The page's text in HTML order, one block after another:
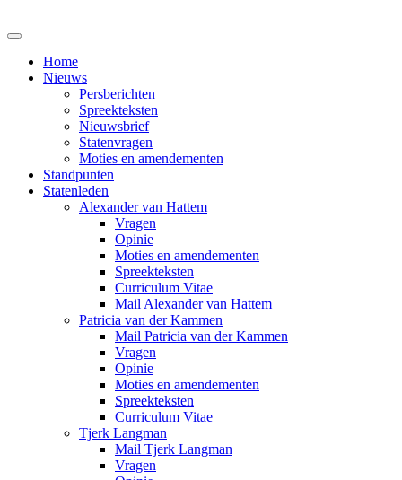
Home
Nieuws
Persberichten
Spreekteksten
Nieuwsbrief
Statenvragen
Moties en amendementen
Standpunten
Statenleden
Alexander van Hattem
Vragen
Opinie
Moties en amendementen
Spreekteksten
Curriculum Vitae
Mail Alexander van Hattem
Patricia van der Kammen
Mail Patricia van der Kammen
Vragen
Opinie
Moties en amendementen
Spreekteksten
Curriculum Vitae
Tjerk Langman
Mail Tjerk Langman
Vragen